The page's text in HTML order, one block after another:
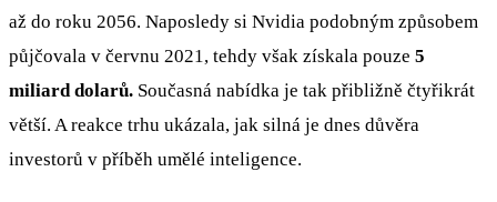
až do roku 2056. Naposledy si Nvidia podobným způsobem
půjčovala v červnu 2021, tehdy však získala pouze 5
miliard dolarů. Současná nabídka je tak přibližně čtyřikrát
větší. A reakce trhu ukázala, jak silná je dnes důvěra
investorů v příběh umělé inteligence.